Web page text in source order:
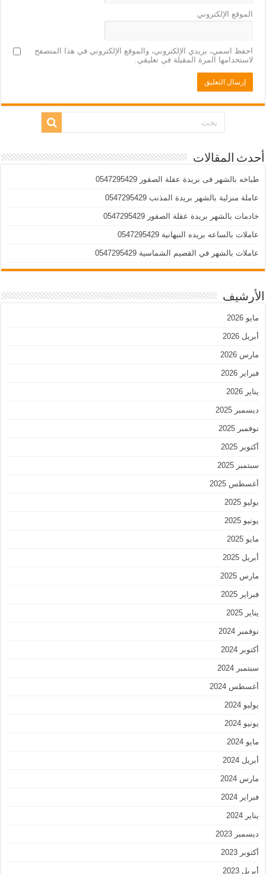
الموقع الإلكتروني
احفظ اسمي، بريدي الإلكتروني، والموقع الإلكتروني في هذا المتصفح
لاستخدامها المرة المقبلة في تعليقي.
أحدث المقالات
طباخه بالشهر فى بريدة عقلة الصقور 0547295429
عاملة منزلية بالشهر بريدة المذنب 0547295429
خادمات بالشهر بريدة عقلة الصقور 0547295429
عاملات بالساعه بريده النبهانية 0547295429
عاملات بالشهر في القصيم الشماسية 0547295429
الأرشيف
مايو 2026
أبريل 2026
مارس 2026
فبراير 2026
يناير 2026
ديسمبر 2025
نوفمبر 2025
أكتوبر 2025
سبتمبر 2025
أغسطس 2025
يوليو 2025
يونيو 2025
مايو 2025
أبريل 2025
مارس 2025
فبراير 2025
يناير 2025
نوفمبر 2024
أكتوبر 2024
سبتمبر 2024
أغسطس 2024
يوليو 2024
يونيو 2024
مايو 2024
أبريل 2024
مارس 2024
فبراير 2024
يناير 2024
ديسمبر 2023
أكتوبر 2023
أبريل 2023